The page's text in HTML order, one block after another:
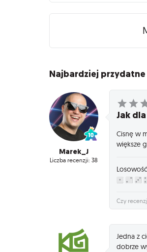
Najbardziej przydatne
Marek_J
Liczba recenzji: 38
Jak
Cisnę w
większe
Czy
Jedna z
dobrze